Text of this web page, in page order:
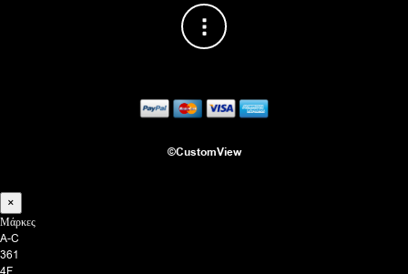
©CustomView
×
Μάρκες
A-C
361